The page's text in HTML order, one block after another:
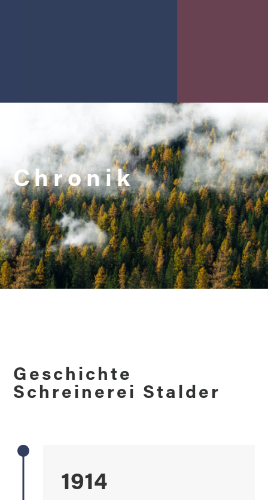
Chronik
Geschichte
Schreinerei Stalder
1914